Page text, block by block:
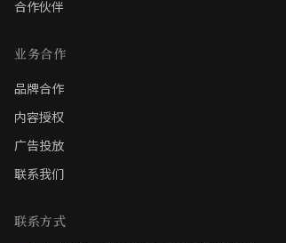
合作伙伴
业务合作
品牌合作
内容授权
广告投放
联系我们
联系方式